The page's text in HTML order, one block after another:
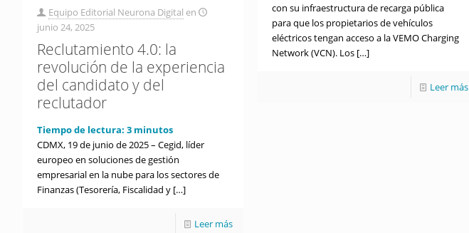
Equipo Editorial Neurona Digital en
junio 24, 2025
Reclutamiento 4.0: la
revolución de la experiencia
del candidato y del
reclutador
Tiempo de lectura: 3 minutos
CDMX, 19 de junio de 2025 – Cegid, líder
europeo en soluciones de gestión
empresarial en la nube para los sectores de
Finanzas (Tesorería, Fiscalidad y[…]
Leer más
con su infraestructura de recarga pública
para que los propietarios de vehículos
eléctricos tengan acceso a la VEMO Charging
Network (VCN). Los […]
Leer más